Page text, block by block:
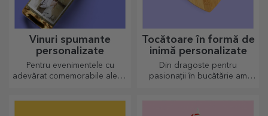
Vinuri spumante
personalizate
Pentru evenimentele cu
adevărat comemorabile alege
Tocătoare în formă de
inimă personalizate
Din dragoste pentru
pasionații în bucătărie am